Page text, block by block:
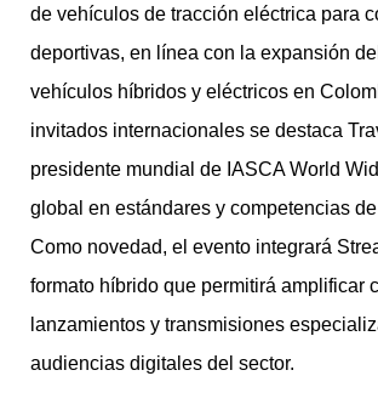
de vehículos de tracción eléctrica para
deportivas, en línea con la expansión
vehículos híbridos y eléctricos en
invitados internacionales se destaca
presidente mundial de IASCA World
global en estándares y competencias
Como novedad, el evento integrará
formato híbrido que permitirá amplificar
lanzamientos y transmisiones
audiencias digitales del sector.